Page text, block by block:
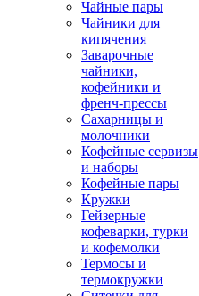
Чайные пары
Чайники для
кипячения
Заварочные
чайники,
кофейники и
френч-прессы
Сахарницы и
молочники
Кофейные сервизы
и наборы
Кофейные пары
Кружки
Гейзерные
кофеварки, турки
и кофемолки
Термосы и
термокружки